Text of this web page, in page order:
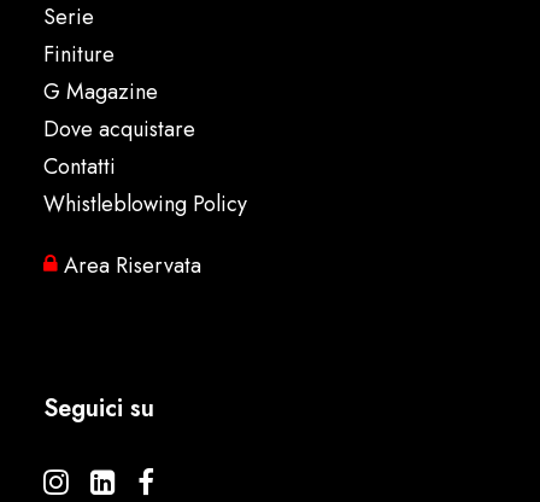
Serie
Finiture
G Magazine
Dove acquistare
Contatti
Whistleblowing Policy
Area Riservata
Seguici su